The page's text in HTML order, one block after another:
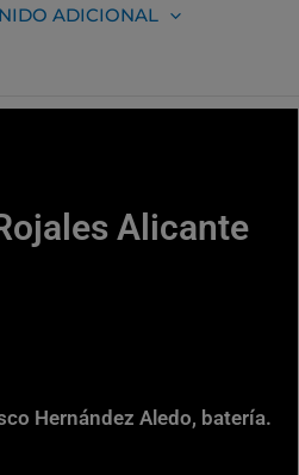
ADICIONAL
Alicante
Hernández Aledo, batería.